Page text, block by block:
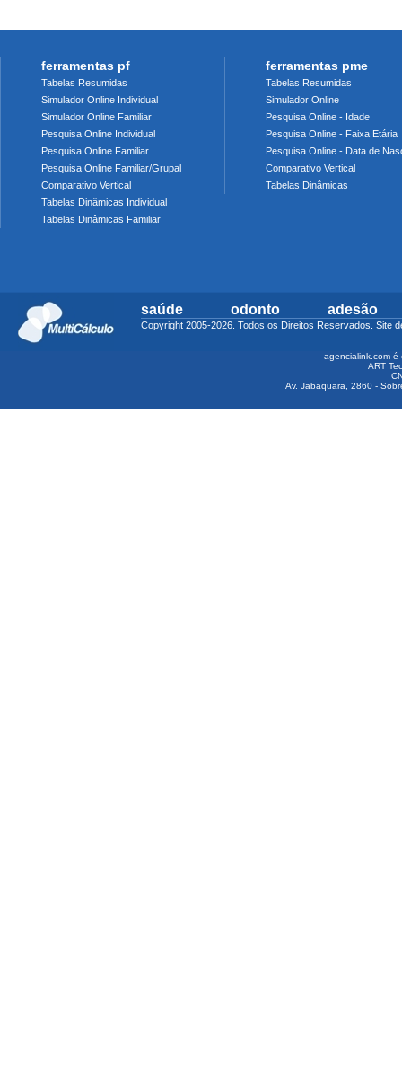
ferramentas pf
Tabelas Resumidas
Simulador Online Individual
Simulador Online Familiar
Pesquisa Online Individual
Pesquisa Online Familiar
Pesquisa Online Familiar/Grupal
Comparativo Vertical
Tabelas Dinâmicas Individual
Tabelas Dinâmicas Familiar
ferramentas pme
Tabelas Resumidas
Simulador Online
Pesquisa Online - Idade
Pesquisa Online - Faixa Etária
Pesquisa Online - Data de
Comparativo Vertical
Tabelas Dinâmicas
saúde odonto adesão
Copyright 2005-2026. Todos os Direitos Reservados. Site
agencialink.com
ART
Av. Jabaquara, 2860 -